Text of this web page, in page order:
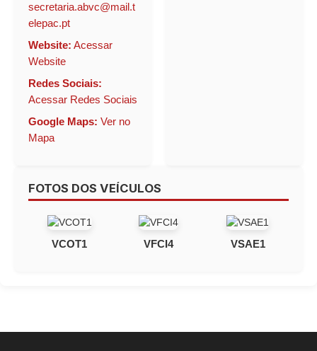
secretaria.abvc@mail.t
elepac.pt
Website: Acessar
Website
Redes Sociais:
Acessar Redes Sociais
Google Maps: Ver no
Mapa
FOTOS DOS VEÍCULOS
VCOT1 VFCI4 VSAE1